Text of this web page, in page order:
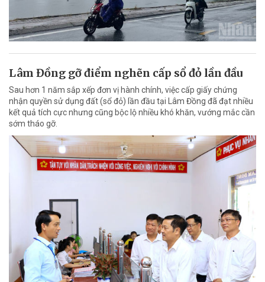
Lâm Đồng gỡ điểm nghẽn cấp sổ đỏ lần đầu
Sau hơn 1 năm sắp xếp đơn vị hành chính, việc cấp giấy chứng
nhận quyền sử dụng đất (sổ đỏ) lần đầu tại Lâm Đồng đã đạt nhiều
kết quả tích cực nhưng cũng bộc lộ nhiều khó khăn, vướng mắc cần
sớm tháo gỡ.